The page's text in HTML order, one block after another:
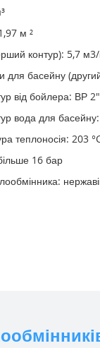
м ²
контур): 5,7
для басейну
від бойлера: ВР 2"
вода для
теплоносія: 203
16 бар